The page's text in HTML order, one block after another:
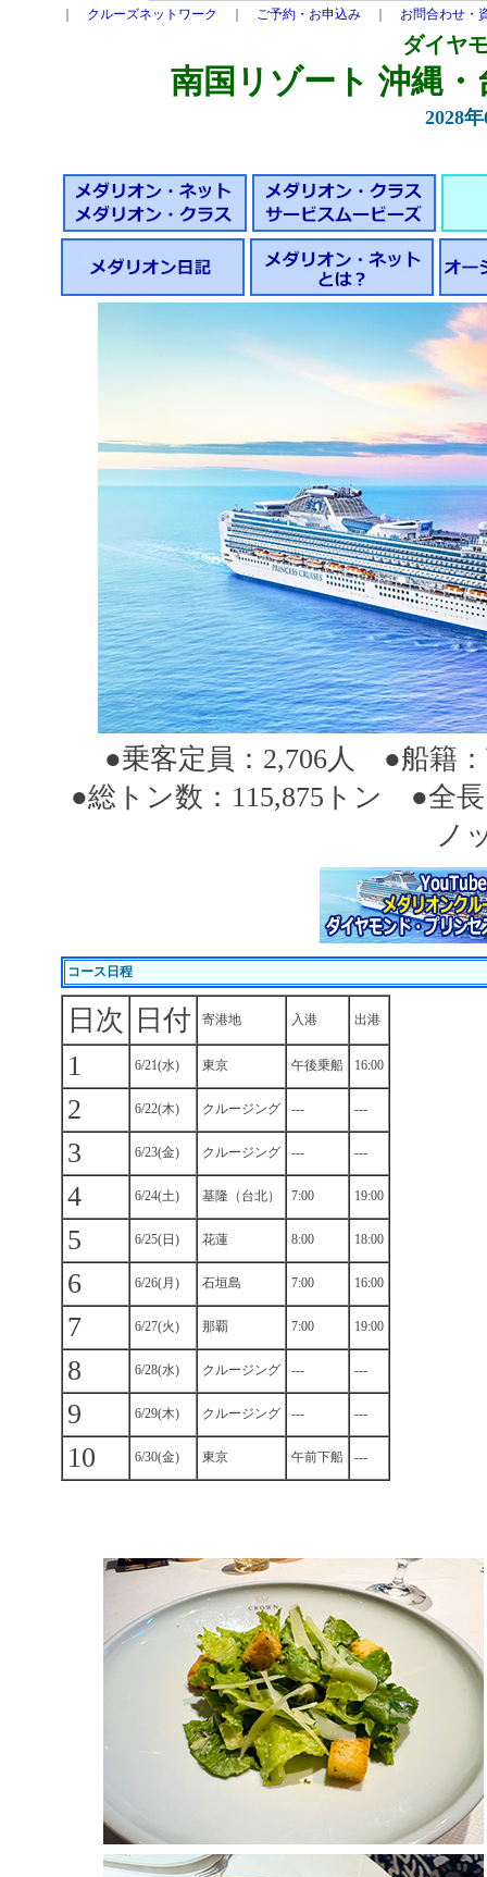
クルーズネットワーク ご予約・お申込み お問合わせ・
ダイヤ
南国リゾート 沖縄・
2028
●乗客定員：2,706人 ●船籍
●総トン数：115,875トン ●全
ノ
コース日程
日次 日付 寄港地 入港 出港
1 6/21(水) 東京 午後乗船 16:00
2 6/22(木) クルージング --- ---
3 6/23(金) クルージング --- ---
4 6/24(土) 基隆（台北） 7:00 19:00
5 6/25(日) 花蓮 8:00 18:00
6 6/26(月) 石垣島 7:00 16:00
7 6/27(火) 那覇 7:00 19:00
8 6/28(水) クルージング --- ---
9 6/29(木) クルージング --- ---
10 6/30(金) 東京 午前下船 ---